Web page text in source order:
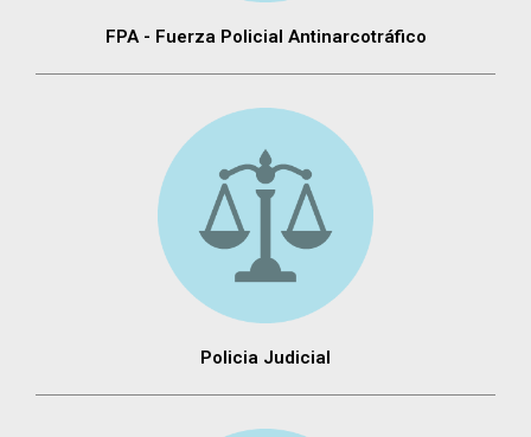
FPA - Fuerza Policial Antinarcotráfico
Policia Judicial